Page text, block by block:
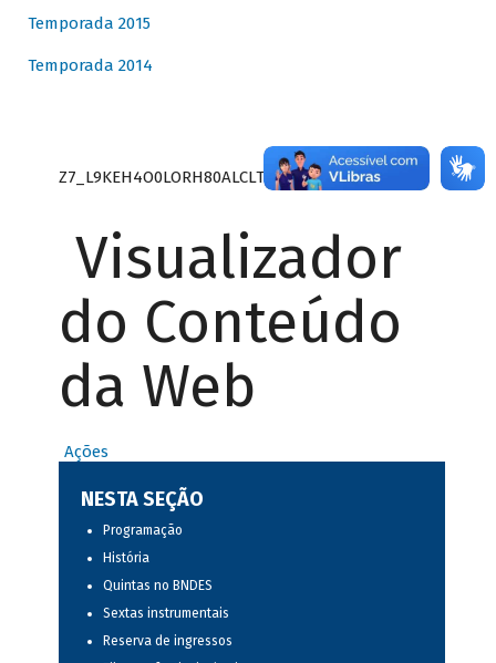
Temporada 2015
Temporada 2014
Z7_L9KEH4O0LORH80ALCLTPF80S27
Visualizador
do Conteúdo
da Web
Ações
NESTA SEÇÃO
Programação
História
Quintas no BNDES
Sextas instrumentais
Reserva de ingressos